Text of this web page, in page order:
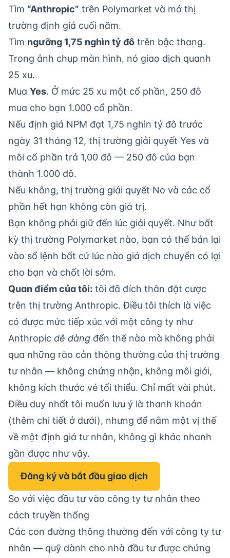
Tìm “Anthropic” trên Polymarket và mở thị
trường định giá cuối năm.
Tìm ngưỡng 1,75 nghìn tỷ đô trên bậc thang.
Trong ảnh chụp màn hình, nó giao dịch quanh
25 xu.
Mua Yes. Ở mức 25 xu một cổ phần, 250 đô
mua cho bạn 1.000 cổ phần.
Nếu định giá NPM đạt 1,75 nghìn tỷ đô trước
ngày 31 tháng 12, thị trường giải quyết Yes và
mỗi cổ phần trả 1,00 đô — 250 đô của bạn
thành 1.000 đô.
Nếu không, thị trường giải quyết No và các cổ
phần hết hạn không còn giá trị.
Bạn không phải giữ đến lúc giải quyết. Như bất
kỳ thị trường Polymarket nào, bạn có thể bán lại
vào sổ lệnh bất cứ lúc nào giá dịch chuyển có lợi
cho bạn và chốt lời sớm.
Quan điểm của tôi: tôi đã đích thân đặt cược
trên thị trường Anthropic. Điều tôi thích là việc
có được mức tiếp xúc với một công ty như
Anthropic dễ dàng đến thế nào mà không phải
qua những rào cản thông thường của thị trường
tư nhân — không chứng nhận, không môi giới,
không kích thước vé tối thiểu. Chỉ mất vài phút.
Điều duy nhất tôi muốn lưu ý là thanh khoản
(thêm chi tiết ở dưới), nhưng để nắm một vị thế
về một định giá tư nhân, không gì khác nhanh
gần được như vậy.
Đăng ký và bắt đầu giao dịch
So với việc đầu tư vào công ty tư nhân theo
cách truyền thống
Các con đường thông thường đến với công ty tư
nhân — quỹ dành cho nhà đầu tư được chứng